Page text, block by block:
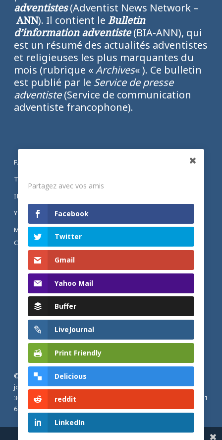
adventistes(Adventist News Network –
ANN). Il contient le Bulletin
d’information adventiste(BIA-ANN), qui
est un résumé des actualités adventistes
et religieuses les plus marquantes du
mois (rubrique «Archives« ). Ce bulletin
est publié par le Service de presse
adventiste(Service de communication
adventiste francophone).
FACEBOOK
TWITTER
INSTAGRAM
YOUTUBE
MENTIONS LÉGALES ET POLITIQUE DE
CONFIDENTIALITÉ
© 2026 Actualités adventistes. Église adventiste du septième
jour de France métropolitaine, de Belgique et du Luxembourg.
30, Avenue Émile Zola, 77190 Dammarie Les Lys, France |
+33 (0) 1
64 79 87 00
Partagez avec vos amis
Facebook
Twitter
Gmail
Yahoo Mail
Buffer
LiveJournal
Print Friendly
Delicious
reddit
LinkedIn